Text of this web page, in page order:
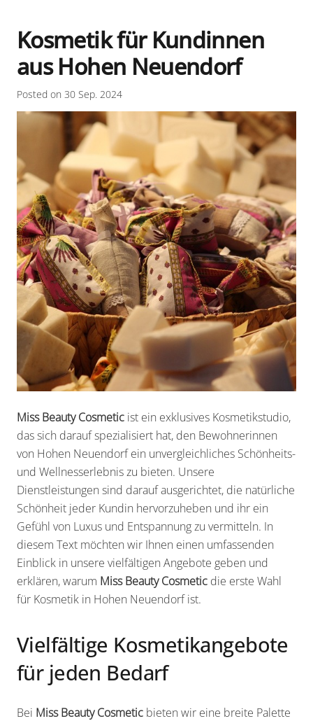
Kosmetik für Kundinnen
aus Hohen Neuendorf
Posted on 30 Sep. 2024
Miss Beauty Cosmetic ist ein exklusives Kosmetikstudio,
das sich darauf spezialisiert hat, den Bewohnerinnen
von Hohen Neuendorf ein unvergleichliches Schönheits-
und Wellnesserlebnis zu bieten. Unsere
Dienstleistungen sind darauf ausgerichtet, die natürliche
Schönheit jeder Kundin hervorzuheben und ihr ein
Gefühl von Luxus und Entspannung zu vermitteln. In
diesem Text möchten wir Ihnen einen umfassenden
Einblick in unsere vielfältigen Angebote geben und
erklären, warum Miss Beauty Cosmetic die erste Wahl
für Kosmetik in Hohen Neuendorf ist.
Vielfältige Kosmetikangebote
für jeden Bedarf
Bei Miss Beauty Cosmetic bieten wir eine breite Palette